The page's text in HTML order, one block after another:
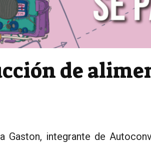
de
Gaston, integrante de